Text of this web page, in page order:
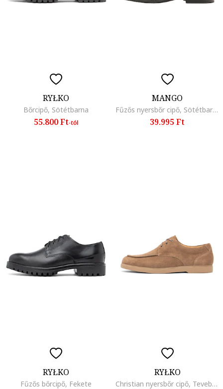
RYŁKO
Bőrcipő, Sötétbarna
55.800 Ft-tól
MANGO
Fűzős nyersbőr cipő, Sötétbarna
39.995 Ft
RYŁKO
Fűzős bőrcipő, Fekete
RYŁKO
Christian nyersbőr cipő, Tevebarna,